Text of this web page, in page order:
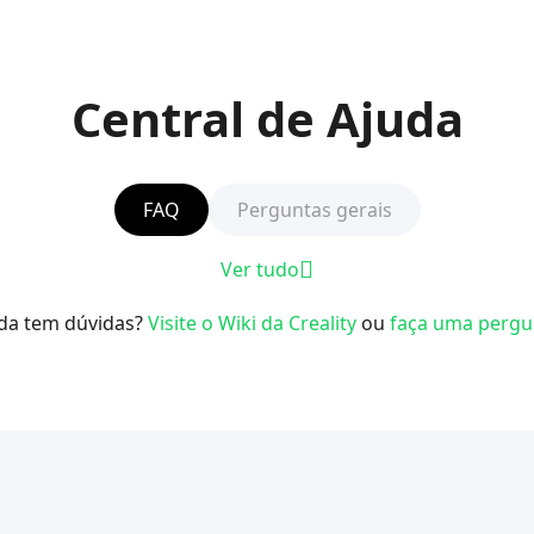
Central de Ajuda
FAQ Perguntas gerais
Ver tudo
tem dúvidas? Visite o Wiki da Creality ou faça uma